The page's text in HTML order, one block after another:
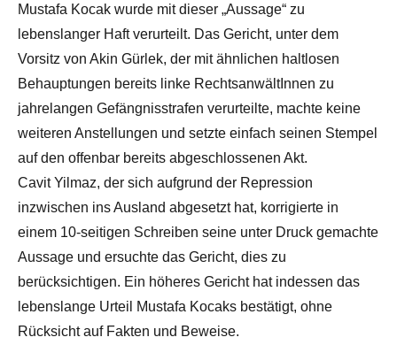
Mustafa Kocak wurde mit dieser „Aussage“ zu
lebenslanger Haft verurteilt. Das Gericht, unter dem
Vorsitz von Akin Gürlek, der mit ähnlichen haltlosen
Behauptungen bereits linke RechtsanwältInnen zu
jahrelangen Gefängnisstrafen verurteilte, machte keine
weiteren Anstellungen und setzte einfach seinen Stempel
auf den offenbar bereits abgeschlossenen Akt.
Cavit Yilmaz, der sich aufgrund der Repression
inzwischen ins Ausland abgesetzt hat, korrigierte in
einem 10-seitigen Schreiben seine unter Druck gemachte
Aussage und ersuchte das Gericht, dies zu
berücksichtigen. Ein höheres Gericht hat indessen das
lebenslange Urteil Mustafa Kocaks bestätigt, ohne
Rücksicht auf Fakten und Beweise.